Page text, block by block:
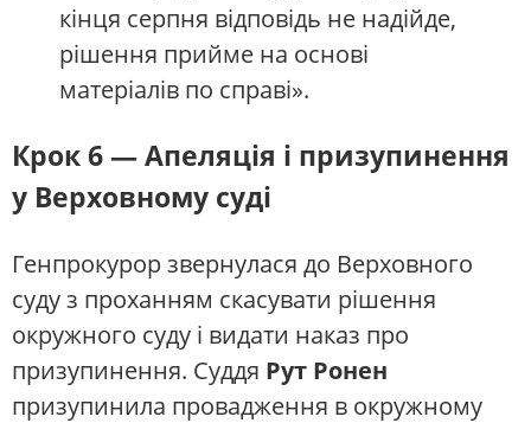
кінця серпня відповідь не надійде,
рішення прийме на основі
матеріалів по справі».
Крок 6 — Апеляція і призупинення
у Верховному суді
Генпрокурор звернулася до Верховного
суду з проханням скасувати рішення
окружного суду і видати наказ про
призупинення. Суддя Рут Ронен
призупинила провадження в окружному